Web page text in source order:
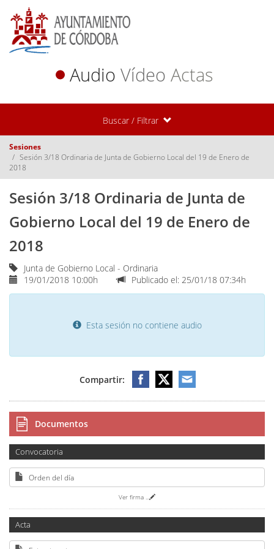
Audio Vídeo Actas
Buscar / Filtrar
Sesiones
Sesión 3/18 Ordinaria de Junta de Gobierno Local del 19 de Enero de
2018
Sesión 3/18 Ordinaria de Junta de
Gobierno Local del 19 de Enero de
2018
Junta de Gobierno Local - Ordinaria
19/01/2018 10:00h
Publicado el: 25/01/18 07:34h
Esta sesión no contiene audio
Compartir:
Documentos
Convocatoria
Orden del día
Ver firma
Acta